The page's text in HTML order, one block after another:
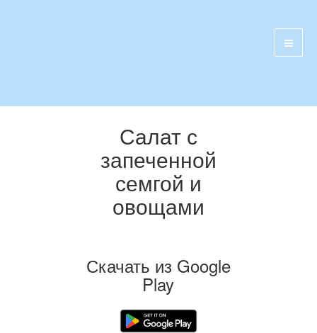
Салат с
запеченной
семгой и
овощами
Скачать из Google
Play